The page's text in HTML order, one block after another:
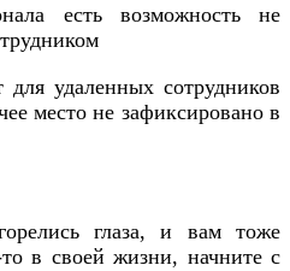
есть возможность не
для удаленных сотрудников
место не зафиксировано в
глаза, и вам тоже
то в своей жизни, начните с